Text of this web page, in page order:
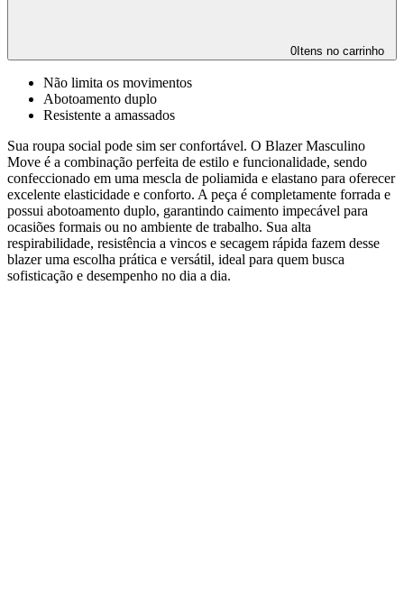
0 Itens no carrinho
Não limita os movimentos
Abotoamento duplo
Resistente a amassados
Sua roupa social pode sim ser confortável. O Blazer Masculino
Move é a combinação perfeita de estilo e funcionalidade, sendo
confeccionado em uma mescla de poliamida e elastano para oferecer
excelente elasticidade e conforto. A peça é completamente forrada e
possui abotoamento duplo, garantindo caimento impecável para
ocasiões formais ou no ambiente de trabalho. Sua alta
respirabilidade, resistência a vincos e secagem rápida fazem desse
blazer uma escolha prática e versátil, ideal para quem busca
sofisticação e desempenho no dia a dia.